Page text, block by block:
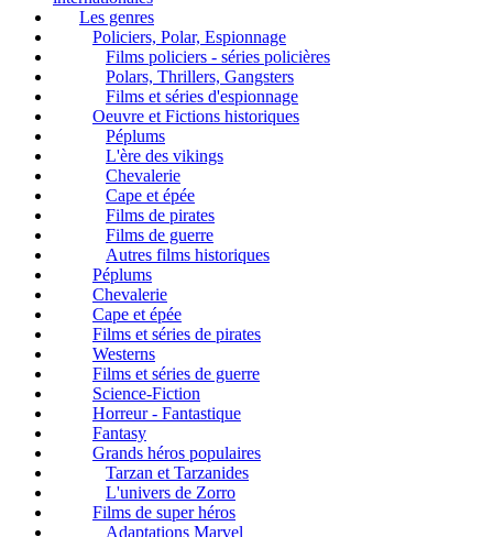
Les genres
Policiers, Polar, Espionnage
Films policiers - séries policières
Polars, Thrillers, Gangsters
Films et séries d'espionnage
Oeuvre et Fictions historiques
Péplums
L'ère des vikings
Chevalerie
Cape et épée
Films de pirates
Films de guerre
Autres films historiques
Péplums
Chevalerie
Cape et épée
Films et séries de pirates
Westerns
Films et séries de guerre
Science-Fiction
Horreur - Fantastique
Fantasy
Grands héros populaires
Tarzan et Tarzanides
L'univers de Zorro
Films de super héros
Adaptations Marvel